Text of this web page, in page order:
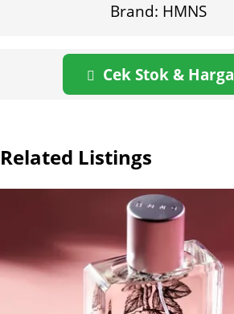
Brand: HMNS
Cek Stok & Harga
Related Listings